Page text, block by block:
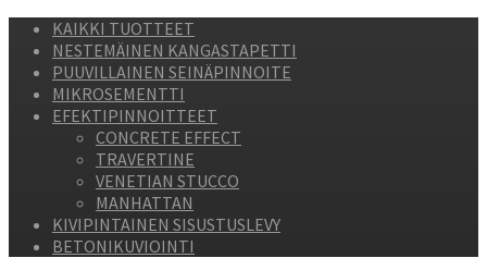
KAIKKI TUOTTEET
NESTEMÄINEN KANGASTAPETTI
PUUVILLAINEN SEINÄPINNOITE
MIKROSEMENTTI
EFEKTIPINNOITTEET
CONCRETE EFFECT
TRAVERTINE
VENETIAN STUCCO
MANHATTAN
KIVIPINTAINEN SISUSTUSLEVY
BETONIKUVIOINTI